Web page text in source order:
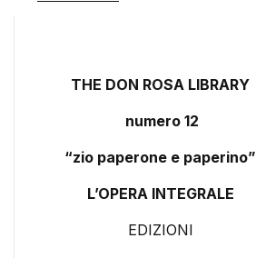
THE DON ROSA LIBRARY
numero 12
“zio paperone e paperino”
L’OPERA INTEGRALE
EDIZIONI